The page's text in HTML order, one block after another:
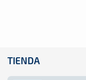
TIENDA